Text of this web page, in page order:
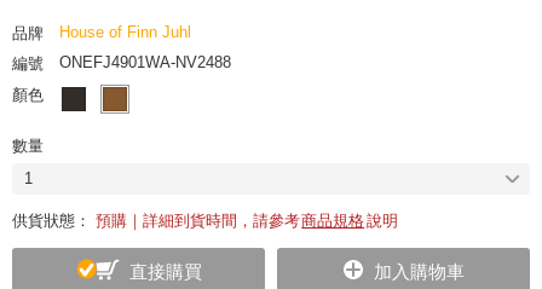
品牌
House of Finn Juhl
編號
ONEFJ4901WA-NV2488
顏色
數量
1
供貨狀態： 預購｜詳細到貨時間，請參考商品規格說明
直接購買 加入購物車